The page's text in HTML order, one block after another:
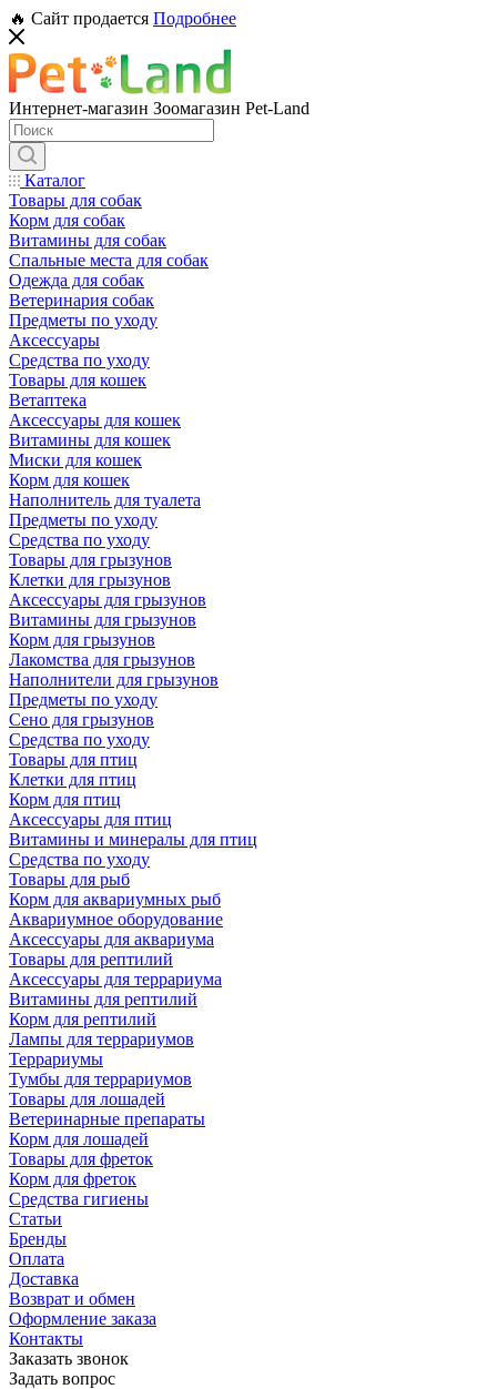
🔥 Сайт продается Подробнее
Интернет-магазин Зоомагазин Pet-Land
Каталог
Товары для собак
Корм для собак
Витамины для собак
Спальные места для собак
Одежда для собак
Ветеринария собак
Предметы по уходу
Аксессуары
Средства по уходу
Товары для кошек
Ветаптека
Аксессуары для кошек
Витамины для кошек
Миски для кошек
Корм для кошек
Наполнитель для туалета
Предметы по уходу
Средства по уходу
Товары для грызунов
Клетки для грызунов
Аксессуары для грызунов
Витамины для грызунов
Корм для грызунов
Лакомства для грызунов
Наполнители для грызунов
Предметы по уходу
Сено для грызунов
Средства по уходу
Товары для птиц
Клетки для птиц
Корм для птиц
Аксессуары для птиц
Витамины и минералы для птиц
Средства по уходу
Товары для рыб
Корм для аквариумных рыб
Аквариумное оборудование
Аксессуары для аквариума
Товары для рептилий
Аксессуары для террариума
Витамины для рептилий
Корм для рептилий
Лампы для террариумов
Террариумы
Тумбы для террариумов
Товары для лошадей
Ветеринарные препараты
Корм для лошадей
Товары для фреток
Корм для фреток
Средства гигиены
Статьи
Бренды
Оплата
Доставка
Возврат и обмен
Оформление заказа
Контакты
Заказать звонок
Задать вопрос